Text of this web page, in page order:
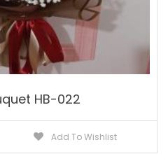
HB-022
Add To Wishlist